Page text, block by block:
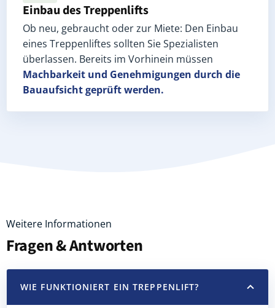
Einbau des Treppenlifts
Ob neu, gebraucht oder zur Miete: Den Einbau
eines Treppenliftes sollten Sie Spezialisten
überlassen. Bereits im Vorhinein müssen
Machbarkeit und Genehmigungen durch die
Bauaufsicht geprüft werden.
Weitere Informationen
Fragen & Antworten
WIE FUNKTIONIERT EIN TREPPENLIFT?